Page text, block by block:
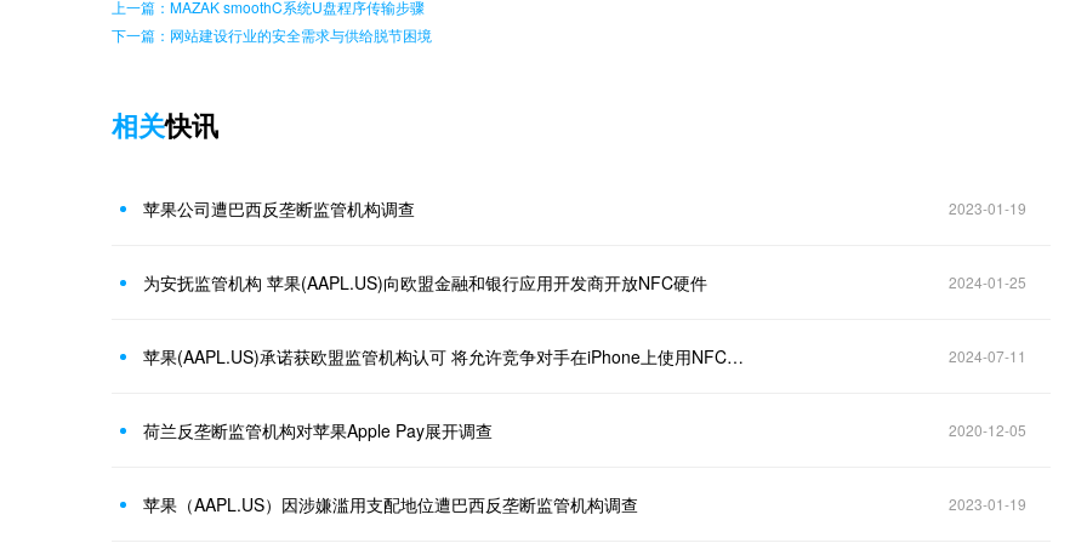
上一篇：MAZAK smoothC系统U盘程序传输步骤
下一篇：网站建设行业的安全需求与供给脱节困境
相关快讯
苹果公司遭巴西反垄断监管机构调查 2023-01-19
为安抚监管机构 苹果(AAPL.US)向欧盟金融和银行应用开发商开放NFC硬件 2024-01-25
苹果(AAPL.US)承诺获欧盟监管机构认可 将允许竞争对手在iPhone上使用NFC支付技术 2024-07-11
荷兰反垄断监管机构对苹果Apple Pay展开调查 2020-12-05
苹果（AAPL.US）因涉嫌滥用支配地位遭巴西反垄断监管机构调查 2023-01-19